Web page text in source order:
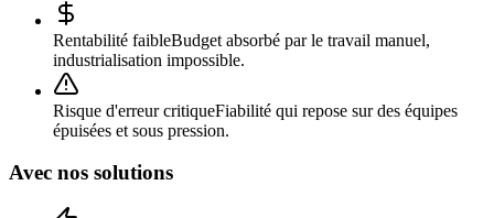
Rentabilité faibleBudget absorbé par le travail manuel,
industrialisation impossible.
Risque d'erreur critiqueFiabilité qui repose sur des équipes
épuisées et sous pression.
Avec nos solutions